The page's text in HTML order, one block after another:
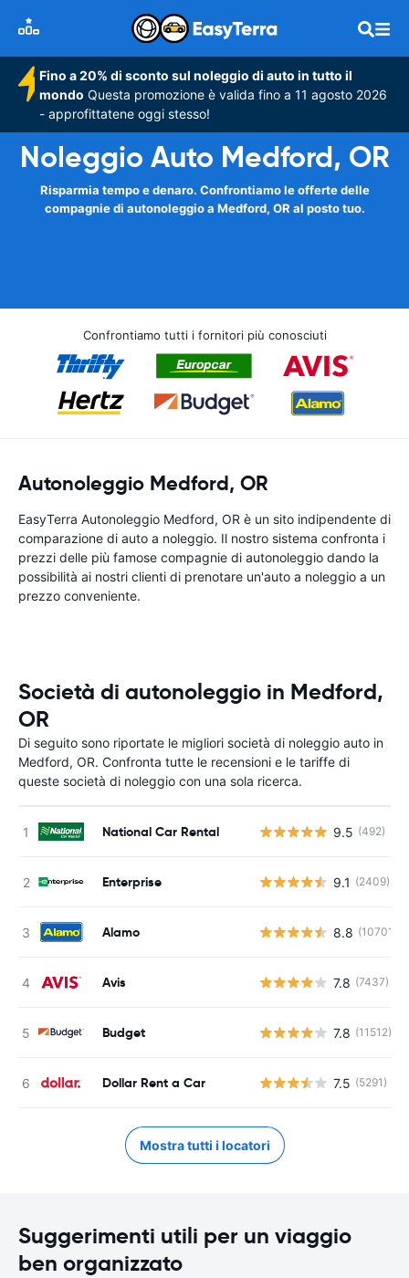
Fino a 20% di sconto sul noleggio di auto in tutto il
mondo Questa promozione è valida fino a 11 agosto 2026
- approfittatene oggi stesso!
Noleggio Auto Medford, OR
Risparmia tempo e denaro. Confrontiamo le offerte delle
compagnie di autonoleggio a Medford, OR al posto tuo.
Confrontiamo tutti i fornitori più conosciuti
Autonoleggio Medford, OR
EasyTerra Autonoleggio Medford, OR è un sito indipendente di
comparazione di auto a noleggio. Il nostro sistema confronta i
prezzi delle più famose compagnie di autonoleggio dando la
possibilità ai nostri clienti di prenotare un'auto a noleggio a un
prezzo conveniente.
Società di autonoleggio in Medford,
OR
Di seguito sono riportate le migliori società di noleggio auto in
Medford, OR. Confronta tutte le recensioni e le tariffe di
queste società di noleggio con una sola ricerca.
National Car Rental 9.5 (492)
Enterprise 9.1 (2409)
Alamo 8.8 (10701)
Avis 7.8 (7437)
Budget 7.8 (11512)
Dollar Rent a Car 7.5 (5291)
Mostra tutti i locatori
Suggerimenti utili per un viaggio
ben organizzato